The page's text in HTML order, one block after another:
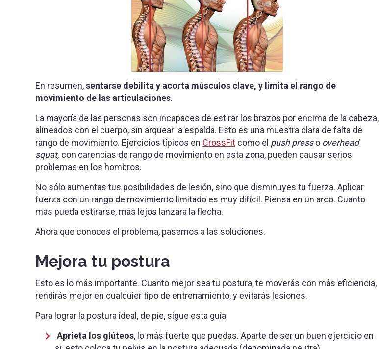
En resumen,sentarse debilita y acorta músculos clave, y limita el rango de
movimiento de las articulaciones.
La mayoría de las personas son incapaces de estirar los brazos por encima de la cabeza,
alineados con el cuerpo, sin arquear la espalda. Esto es una muestra clara de falta de
rango de movimiento. Ejercicios típicos en CrossFit como el push presso overhead
squat, con carencias de rango de movimiento en esta zona, pueden causar serios
problemas en los hombros.
No sólo aumentas tus posibilidades de lesión, sino que disminuyes tu fuerza. Aplicar
fuerza con un rango de movimiento limitado es muy difícil. Piensa en un arco. Cuanto
más pueda estirarse, más lejos lanzará la flecha.
Ahora que conoces el problema, pasemos a las soluciones.
Mejora tu postura
Esto es lo más importante. Cuanto mejor sea tu postura, te moverás con más eficiencia,
rendirás mejor en cualquier tipo de entrenamiento, y evitarás lesiones.
Para lograr la postura ideal, de pie, sigue esta guía:
Aprieta los glúteos, lo más fuerte que puedas. Aparte de ser un buen ejercicio en